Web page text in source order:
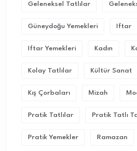
Geleneksel Tatlılar
Güneydoğu Yemekleri Iftar
Iftar Yemekleri Kadın
Kolay Tatlılar Kültür Sanat
Kış Çorbaları Mizah
Pratik Tatlılar Pratik Tatlı
Pratik Yemekler Ramazan